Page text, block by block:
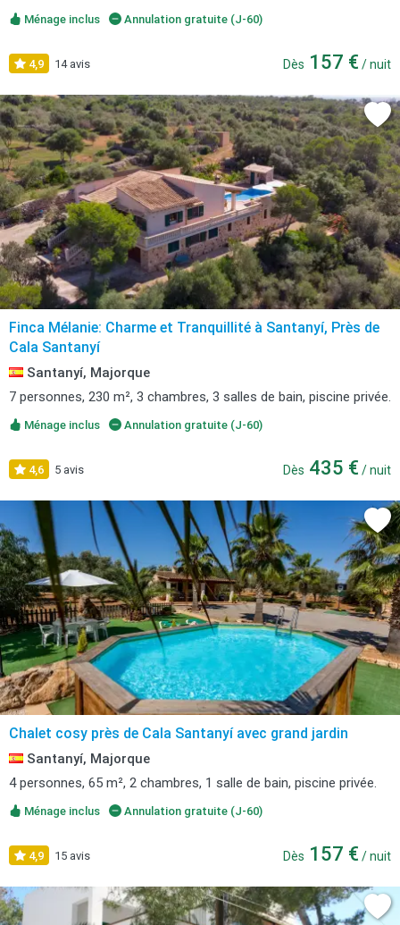
Ménage inclus Annulation gratuite (J-60)
4,9 14 avis Dès 157 € / nuit
Finca Mélanie: Charme et Tranquillité à Santanyí, Près de
Cala Santanyí
Santanyí, Majorque
7 personnes, 230 m², 3 chambres, 3 salles de bain, piscine privée.
Ménage inclus Annulation gratuite (J-60)
4,6 5 avis Dès 435 € / nuit
Chalet cosy près de Cala Santanyí avec grand jardin
Santanyí, Majorque
4 personnes, 65 m², 2 chambres, 1 salle de bain, piscine privée.
Ménage inclus Annulation gratuite (J-60)
4,9 15 avis Dès 157 € / nuit